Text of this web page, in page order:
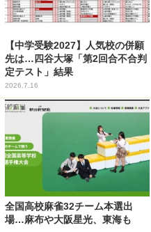
【中学受験2027】人気校の併願
先は…四谷大塚「第2回合不合判
定テスト」結果
2026.7.16
全国高校麻雀32チーム本選出
場…麻布や大阪星光、東海も